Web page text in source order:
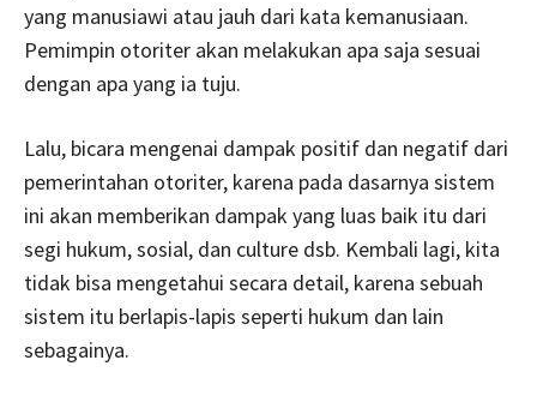
yang manusiawi atau jauh dari kata kemanusiaan.
Pemimpin otoriter akan melakukan apa saja sesuai
dengan apa yang ia tuju.
Lalu, bicara mengenai dampak positif dan negatif dari
pemerintahan otoriter, karena pada dasarnya sistem
ini akan memberikan dampak yang luas baik itu dari
segi hukum, sosial, dan culture dsb. Kembali lagi, kita
tidak bisa mengetahui secara detail, karena sebuah
sistem itu berlapis-lapis seperti hukum dan lain
sebagainya.